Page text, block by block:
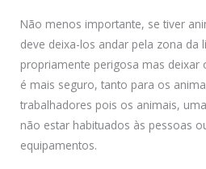
Não menos importante, se tiver
deve deixa-los andar pela zona da
propriamente perigosa mas deixar
é mais seguro, tanto para os
trabalhadores pois os animais,
não estar habituados às pessoas
equipamentos.